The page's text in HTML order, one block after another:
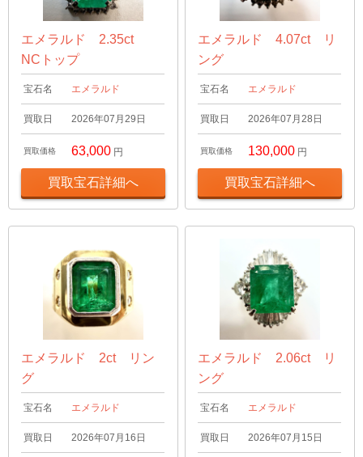
エメラルド 2.35ct
NCトップ
宝石名 エメラルド
買取日 2026年07月29日
買取価格 63,000 円
買取宝石詳細へ
エメラルド 4.07ct リ
ング
宝石名 エメラルド
買取日 2026年07月28日
買取価格 130,000 円
買取宝石詳細へ
エメラルド 2ct リン
グ
宝石名 エメラルド
買取日 2026年07月16日
エメラルド 2.06ct リ
ング
宝石名 エメラルド
買取日 2026年07月15日